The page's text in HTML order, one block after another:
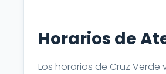
Horarios de
Los horarios de Cruz Verde